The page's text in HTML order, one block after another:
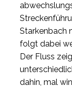
Starkenbach
folgt dabei
Der Fluss
dahin, mal